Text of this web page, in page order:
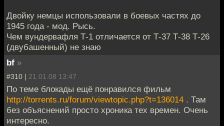
Двойку немцы использовали в боевых частях до
1945 года - мод. Рысь.
Чем вундервафля Т-1 отличается от Т-37 Т-38 Т-26
(двубашенный) не знаю
bf »
#310 | 21.01.08 13:47
По теме блокады ещё понравился фильм
http://torrents.ru/forum/viewtopic.php?t=136014 . Там
без объяснений просто хроника тех времен. Очень
интересно.